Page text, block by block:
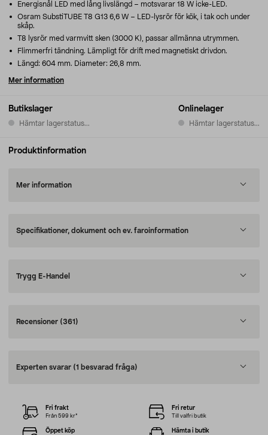
Butikslager
Hämtar lagerstatus...
Onlinelager
Hämtar lagerstatus...
Energisnål LED med lång livslängd – motsvarar 18 W icke-LED.
Osram SubstiTUBE T8 G13 6,6 W – LED-lysrör för kök, i tak och under
skåp.
T8 lysrör med varmvitt sken (3000 K), passar allmänna utrymmen.
Flimmerfri tändning. Lämpligt för drift med magnetiskt drivdon.
Längd: 604 mm. Diameter: 26,8 mm.
Mer information
Produktinformation
Mer information
Specifikationer, dokument och ev. faroinformation
Trygg E-Handel
Recensioner (361)
Experten svarar (1 besvarad fråga)
Fri frakt
Från 599 kr*
Fri retur
Till valfri butik
Öppet köp Hämta i butik